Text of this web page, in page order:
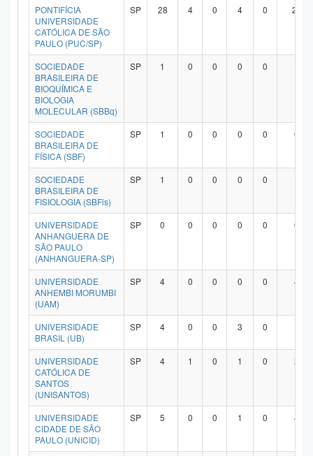
PONTIFÍCIA
UNIVERSIDADE
CATÓLICA DE SÃO
PAULO (PUC/SP)
SP 28 4 0 4 0 20
SOCIEDADE
BRASILEIRA DE
BIOQUÍMICA E
BIOLOGIA
MOLECULAR (SBBq)
SP 1 0 0 0 0
SOCIEDADE
BRASILEIRA DE
FÍSICA (SBF)
SP 1 0 0 0 0 0
SOCIEDADE
BRASILEIRA DE
FISIOLOGIA (SBFis)
SP 1 0 0 0 0
UNIVERSIDADE
ANHANGUERA DE
SÃO PAULO
(ANHANGUERA-SP)
SP 0 0 0 0 0 0
UNIVERSIDADE
ANHEMBI MORUMBI
(UAM)
SP 4 0 0 0 0 4
UNIVERSIDADE
BRASIL (UB)
SP 4 0 0 3 0
UNIVERSIDADE
CATÓLICA DE
SANTOS
(UNISANTOS)
SP 4 1 0 1 0 2
UNIVERSIDADE
CIDADE DE SÃO
PAULO (UNICID)
SP 5 0 0 1 0 4